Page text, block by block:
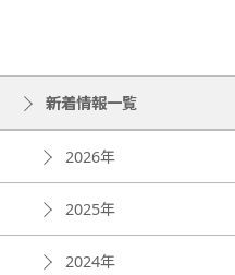
新着情報一覧
2026年
2025年
2024年